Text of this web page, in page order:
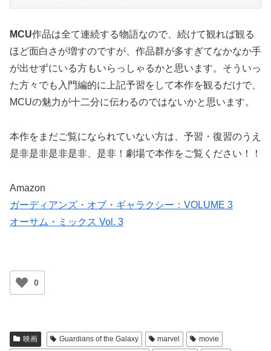
MCU作品は全て連続する物語なので、続けて観れば観る
ほど面白さが増すのですが、作品群が多すぎてなかなか手
が出せずにいる方もいらっしゃるかと思います。そういっ
た方々でも入門編的に上記予習をして本作を観るだけで、
MCUの魅力が十二分に伝わるのではないかと思います。
本作をまだご覧になられていない方は、予習・復習のうえ
是非是非是非是非、是非！劇場で本作をご覧ください！！
Amazon
ガーディアンズ・オブ・ギャラクシー：VOLUME 3
オーサム・ミックス Vol. 3
0
映画 Guardians of the Galaxy marvel
movie